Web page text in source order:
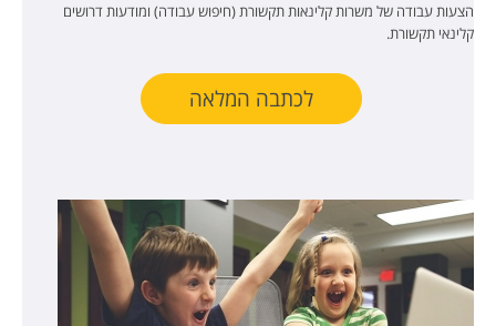
הצעות עבודה של משרות קלינאות תקשורת (חיפוש עבודה) ומודעות דרושים
קלינאי תקשורת.
לכתבה המלאה